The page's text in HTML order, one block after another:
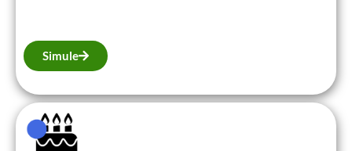
Simule